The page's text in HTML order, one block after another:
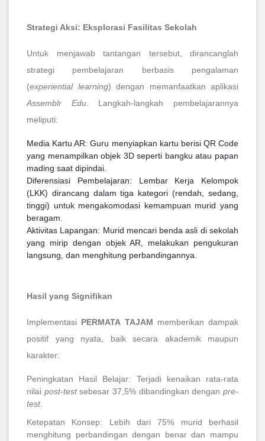
Strategi Aksi: Eksplorasi Fasilitas Sekolah
Untuk menjawab tantangan tersebut, dirancanglah
strategi pembelajaran berbasis pengalaman
(experiential learning) dengan memanfaatkan aplikasi
Assemblr Edu. Langkah-langkah pembelajarannya
meliputi:
Media Kartu AR: Guru menyiapkan kartu berisi QR Code
yang menampilkan objek 3D seperti bangku atau papan
mading saat dipindai.
Diferensiasi Pembelajaran: Lembar Kerja Kelompok
(LKK) dirancang dalam tiga kategori (rendah, sedang,
tinggi) untuk mengakomodasi kemampuan murid yang
beragam.
Aktivitas Lapangan: Murid mencari benda asli di sekolah
yang mirip dengan objek AR, melakukan pengukuran
langsung, dan menghitung perbandingannya.
Hasil yang Signifikan
Implementasi PERMATA TAJAM memberikan dampak
positif yang nyata, baik secara akademik maupun
karakter:
Peningkatan Hasil Belajar: Terjadi kenaikan rata-rata
nilai post-testsebesar 37,5% dibandingkan denganpre-
test.
Ketepatan Konsep: Lebih dari 75% murid berhasil
menghitung perbandingan dengan benar dan mampu